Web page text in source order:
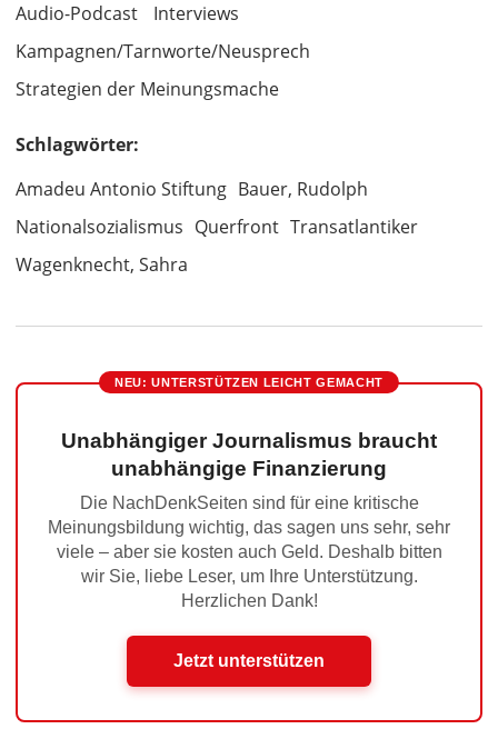
Audio-Podcast
Interviews
Kampagnen/Tarnworte/Neusprech
Strategien der Meinungsmache
Schlagwörter:
Amadeu Antonio Stiftung Bauer, Rudolph
Nationalsozialismus Querfront Transatlantiker
Wagenknecht, Sahra
NEU: UNTERSTÜTZEN LEICHT GEMACHT
Unabhängiger Journalismus braucht
unabhängige Finanzierung
Die NachDenkSeiten sind für eine kritische
Meinungsbildung wichtig, das sagen uns sehr, sehr
viele – aber sie kosten auch Geld. Deshalb bitten
wir Sie, liebe Leser, um Ihre Unterstützung.
Herzlichen Dank!
Jetzt unterstützen